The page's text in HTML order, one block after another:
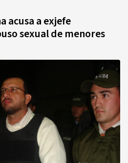
acusa a exjefe
sexual de menores